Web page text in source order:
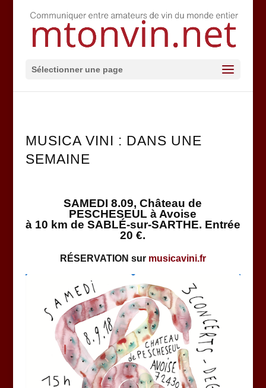
Sélectionner une page
MUSICA VINI : DANS UNE
SEMAINE
SAMEDI 8.09, Château de
PESCHESEUL à Avoise
à 10 km de SABLÉ-sur-SARTHE. Entrée
20 €.
RÉSERVATION sur musicavini.fr